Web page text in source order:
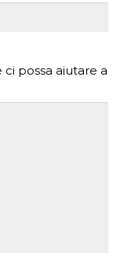
possa aiutare a